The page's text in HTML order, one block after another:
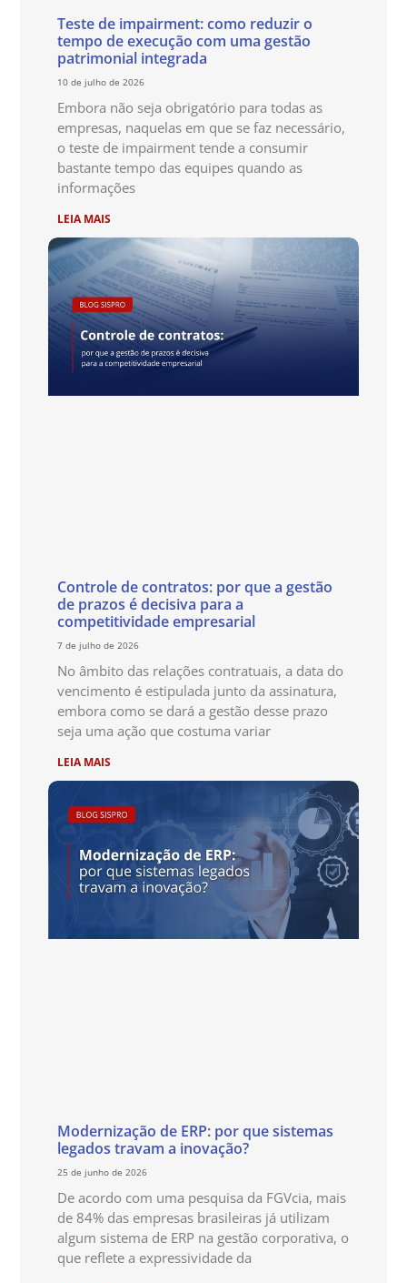
Teste de impairment: como reduzir o
tempo de execução com uma gestão
patrimonial integrada
10 de julho de 2026
Embora não seja obrigatório para todas as
empresas, naquelas em que se faz necessário,
o teste de impairment tende a consumir
bastante tempo das equipes quando as
informações
LEIA MAIS
Controle de contratos: por que a gestão
de prazos é decisiva para a
competitividade empresarial
7 de julho de 2026
No âmbito das relações contratuais, a data do
vencimento é estipulada junto da assinatura,
embora como se dará a gestão desse prazo
seja uma ação que costuma variar
LEIA MAIS
Modernização de ERP: por que sistemas
legados travam a inovação?
25 de junho de 2026
De acordo com uma pesquisa da FGVcia, mais
de 84% das empresas brasileiras já utilizam
algum sistema de ERP na gestão corporativa, o
que reflete a expressividade da